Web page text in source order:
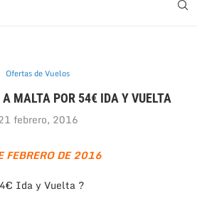
Ofertas de Vuelos
MALTA POR 54€ IDA Y VUELTA
febrero, 2016
FEBRERO DE 2016
Ida y Vuelta ?